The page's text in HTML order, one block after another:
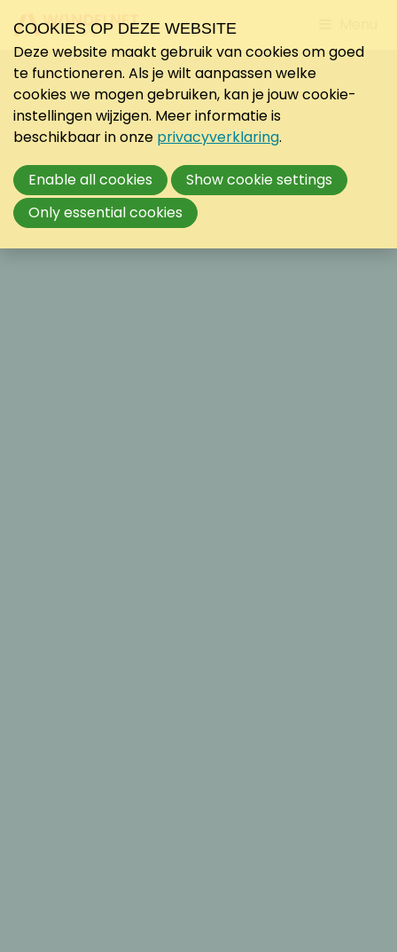
to
COOKIES OP DEZE WEBSITE
Deze website maakt gebruik van cookies om goed
te functioneren. Als je wilt aanpassen welke
cookies we mogen gebruiken, kan je jouw cookie-
instellingen wijzigen. Meer informatie is
beschikbaar in onze privacyverklaring.
Enable all cookies
Show cookie settings
Only essential cookies